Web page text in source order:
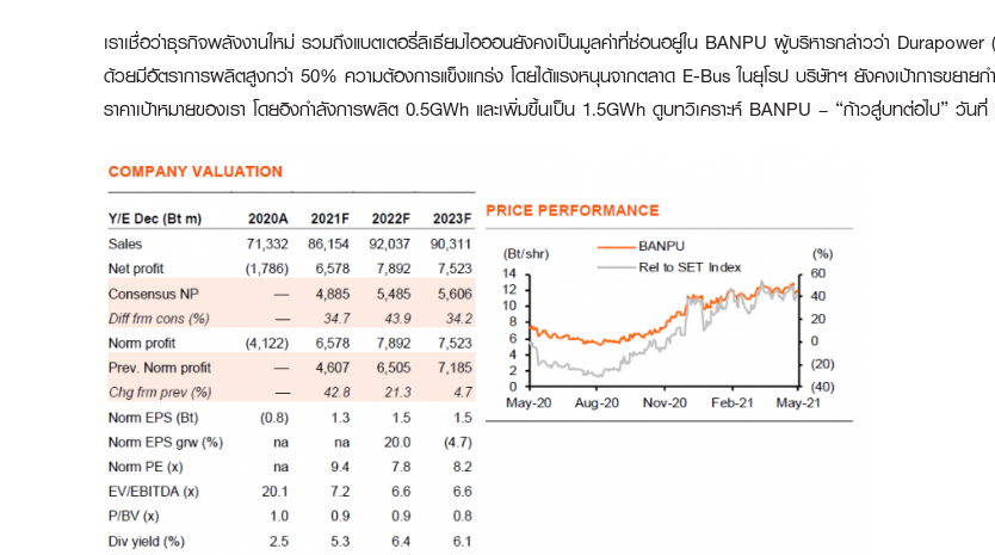
เราเชื่อว่าธุรกิจพลังงานใหม่ รวมถึงแบตเตอรี่ลิเธียมไอออนยังคงเป็นมูลค่าที่ซ่อนอยู่ใน BANPU ผู้บริหารกล่าวว่า
ด้วยมีอัตราการผลิตสูงกว่า 50% ความต้องการแข็งแกร่ง โดยได้แรงหนุนจากตลาด E-Bus ในยุโรป บริษัทฯ ยังคงเป้าการขยา
ราคาเป้าหมายของเรา โดยอิงกำลังการผลิต 0.5GWh และเพิ่มขึ้นเป็น 1.5GWh ดูบทวิเคราะห์ BANPU – “ก้าวสู่บทต่อไป” วั